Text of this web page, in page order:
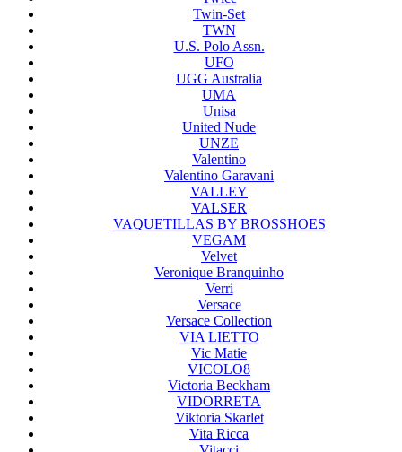
Twin-Set
TWN
U.S. Polo Assn.
UFO
UGG Australia
UMA
Unisa
United Nude
UNZE
Valentino
Valentino Garavani
VALLEY
VALSER
VAQUETILLAS BY BROSSHOES
VEGAM
Velvet
Veronique Branquinho
Verri
Versace
Versace Collection
VIA LIETTO
Vic Matie
VICOLO8
Victoria Beckham
VIDORRETA
Viktoria Skarlet
Vita Ricca